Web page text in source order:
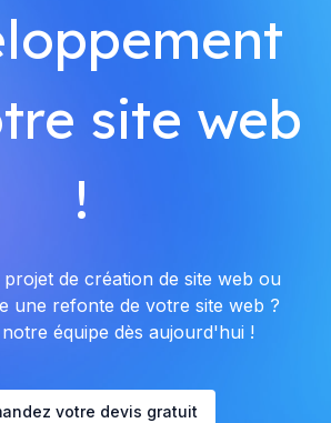
site web
!
de création de site web ou
une refonte de votre site web ?
équipe dès aujourd'hui !
votre devis gratuit